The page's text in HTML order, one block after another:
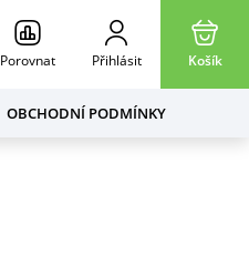
Porovnat Přihlásit Košík
OBCHODNÍ PODMÍNKY